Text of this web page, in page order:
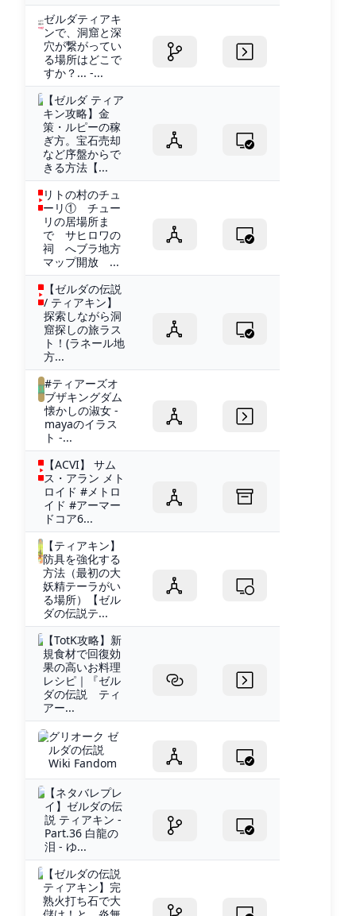
ゼルダティアキ
ンで、洞窟と深
穴が繋がってい
る場所はどこで
すか？... -...
【ゼルダ ティア
キン攻略】金
策・ルピーの稼
ぎ方。宝石売却
など序盤からで
きる方法【...
リトの村のチュ
ーリ① チュー
リの居場所ま
で サヒロワの
祠 へブラ地方
マップ開放 ...
【ゼルダの伝説
/ ティアキン】
探索しながら洞
窟探しの旅ラス
ト！(ラネール地
方...
#ティアーズオ
ブザキングダム
懐かしの淑女 -
mayaのイラス
ト -...
【ACVI】 サム
ス・アラン メト
ロイド #メトロ
イド #アーマー
ドコア6...
【ティアキン】
防具を強化する
方法（最初の大
妖精テーラがい
る場所）【ゼル
ダの伝説テ...
【TotK攻略】新
規食材で回復効
果の高いお料理
レシピ｜『ゼル
ダの伝説 ティ
アー...
グリオーク ゼ
ルダの伝説
Wiki Fandom
【ネタバレプレ
イ】ゼルダの伝
説 ティアキン -
Part.36 白龍の
泪 - ゆ...
【ゼルダの伝説
ティアキン】完
熟火打ち石で大